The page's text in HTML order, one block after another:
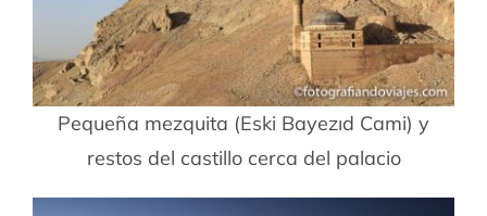
Pequeña mezquita (Eski Bayezıd Cami) y
restos del castillo cerca del palacio